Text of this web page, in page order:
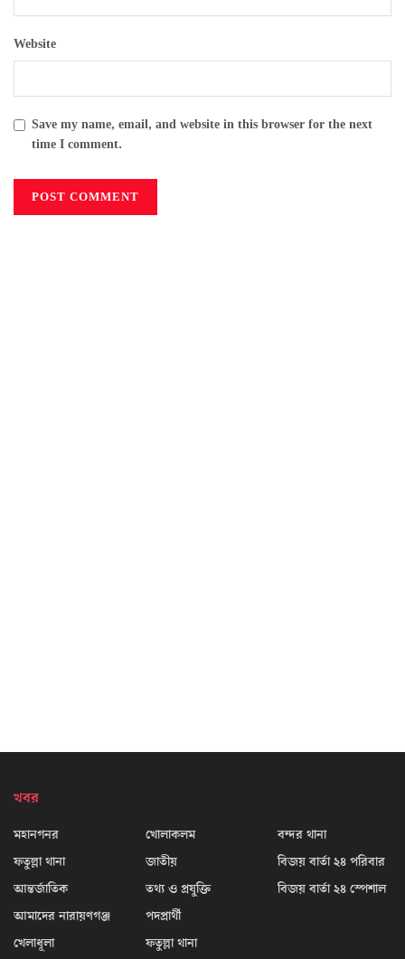
Website
Save my name, email, and website in this browser for the next
time I comment.
খবর
মহানগনর
ফতুল্লা থানা
আন্তর্জাতিক
আমাদের নারায়ণগঞ্জ
খেলাধূলা
খোলাকলম
জাতীয়
তথ্য ও প্রযুক্তি
পদপ্রার্থী
ফতুল্লা থানা
বন্দর থানা
বিজয় বার্তা ২৪ পরিবার
বিজয় বার্তা ২৪ স্পেশাল